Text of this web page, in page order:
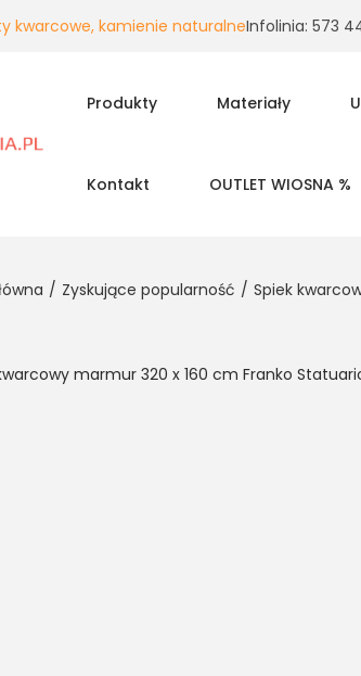
kwarcowe, kamienie naturalneInfolinia: 573
Produkty Materiały
Kontakt OUTLET WIOSNA %
/ Zyskujące popularność / Spiek